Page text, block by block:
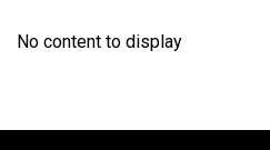
No content to display